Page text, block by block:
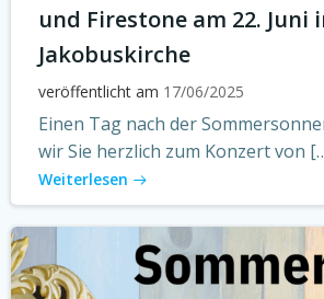
und Firestone am 22. Juni
Jakobuskirche
veröffentlicht am 17/06/2025
Einen Tag nach der
wir Sie herzlich zum Konzert von
Weiterlesen